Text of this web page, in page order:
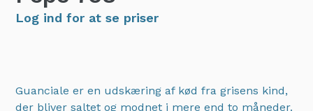
Log ind for at se priser
Guanciale er en udskæring af kød fra grisens kind,
der bliver saltet og modnet i mere end to måneder.